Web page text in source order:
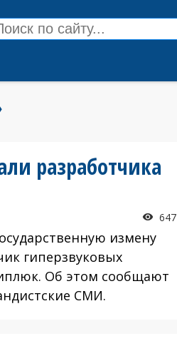
разработчика
647
измену
гиперзвуковых
Об этом сообщают
СМИ.